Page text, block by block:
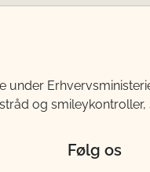
under
og
Følg os